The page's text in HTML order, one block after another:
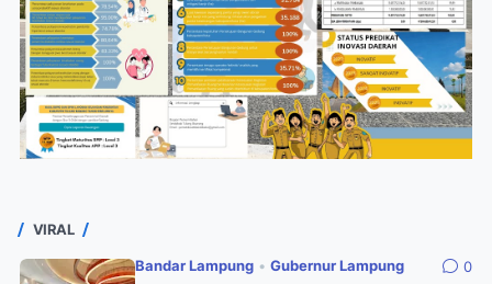
VIRAL
Bandar Lampung • Gubernur Lampung 0